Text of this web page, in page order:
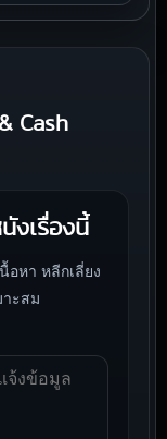
Cash
งเรื่องนี้
อหา หลีกเลี่ยง
ะสม